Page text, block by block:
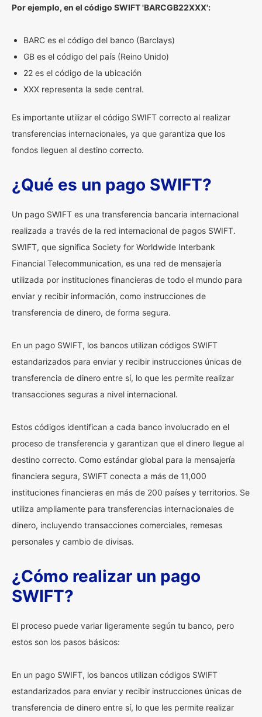
Por ejemplo, en el código SWIFT 'BARCGB22XXX':
BARC es el código del banco (Barclays)
GB es el código del país (Reino Unido)
22 es el código de la ubicación
XXX representa la sede central.
Es importante utilizar el código SWIFT correcto al realizar
transferencias internacionales, ya que garantiza que los
fondos lleguen al destino correcto.
¿Qué es un pago SWIFT?
Un pago SWIFT es una transferencia bancaria internacional
realizada a través de la red internacional de pagos SWIFT.
SWIFT, que significa Society for Worldwide Interbank
Financial Telecommunication, es una red de mensajería
utilizada por instituciones financieras de todo el mundo para
enviar y recibir información, como instrucciones de
transferencia de dinero, de forma segura.
En un pago SWIFT, los bancos utilizan códigos SWIFT
estandarizados para enviar y recibir instrucciones únicas de
transferencia de dinero entre sí, lo que les permite realizar
transacciones seguras a nivel internacional.
Estos códigos identifican a cada banco involucrado en el
proceso de transferencia y garantizan que el dinero llegue al
destino correcto. Como estándar global para la mensajería
financiera segura, SWIFT conecta a más de 11,000
instituciones financieras en más de 200 países y territorios. Se
utiliza ampliamente para transferencias internacionales de
dinero, incluyendo transacciones comerciales, remesas
personales y cambio de divisas.
¿Cómo realizar un pago
SWIFT?
El proceso puede variar ligeramente según tu banco, pero
estos son los pasos básicos:
En un pago SWIFT, los bancos utilizan códigos SWIFT
estandarizados para enviar y recibir instrucciones únicas de
transferencia de dinero entre sí, lo que les permite realizar